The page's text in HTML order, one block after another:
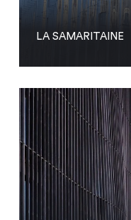
LA SAMARITAINE